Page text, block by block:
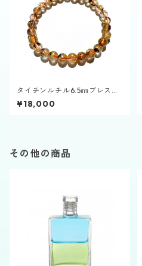
タイチンルチル6.5㎜ブレスレ
ット
¥18,000
その他の商品